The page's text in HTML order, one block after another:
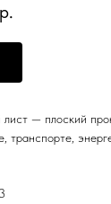
р.
— плоский
транспорте,